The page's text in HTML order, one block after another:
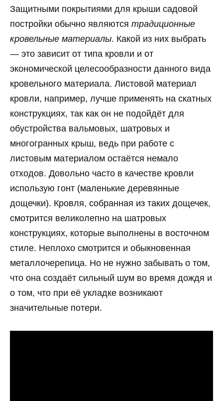
Защитными покрытиями для крыши садовой
постройки обычно являются традиционные
кровельные материалы. Какой из них выбрать
— это зависит от типа кровли и от
экономической целесообразности данного вида
кровельного материала. Листовой материал
кровли, например, лучше применять на скатных
конструкциях, так как он не подойдёт для
обустройства вальмовых, шатровых и
многогранных крыш, ведь при работе с
листовым материалом остаётся немало
отходов. Довольно часто в качестве кровли
использую гонт (маленькие деревянные
дощечки). Кровля, собранная из таких дощечек,
смотрится великолепно на шатровых
конструкциях, которые выполнены в восточном
стиле. Неплохо смотрится и обыкновенная
металлочерепица. Но не нужно забывать о том,
что она создаёт сильный шум во время дождя и
о том, что при её укладке возникают
значительные потери.